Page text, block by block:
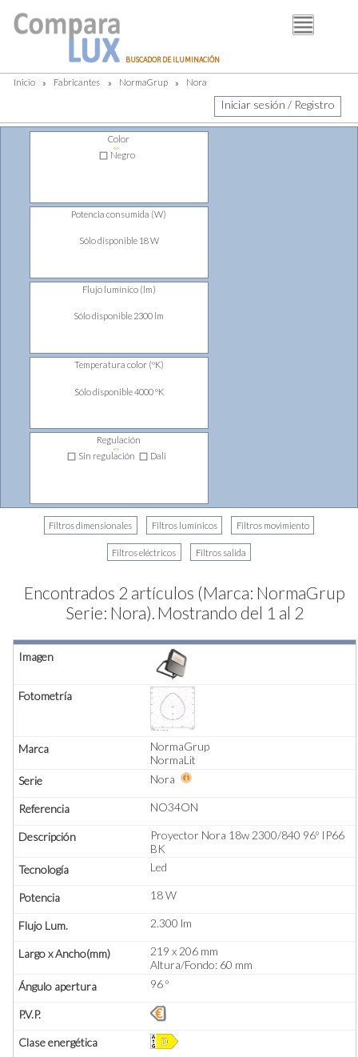
BUSCADOR DE ILUMINACIÓNBUSCADOR
FABRICANTES
DISTRIBUIDORES
PIM
Inicio » Fabricantes » NormaGrup » Nora
Iniciar sesión / Registro
Color
⇔
Negro
Potencia consumida (W)
Sólo disponible 18 W
Flujo lumínico (lm)
Sólo disponible 2300 lm
Temperatura color (ºK)
Sólo disponible 4000 ºK
Regulación
⇔
Sin regulación Dali
Encontrados 2 artículos (Marca: NormaGrup
Serie: Nora). Mostrando del 1 al 2
NormaGrup
NormaLit
Nora
NO34ON
Proyector Nora 18w 2300/840 96º IP66
BK
Led
18 W
2.300 lm
219 x 206 mm
Altura/Fondo: 60 mm
96 º